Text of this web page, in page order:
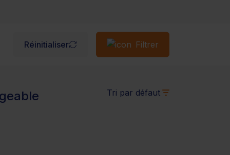
Réinitialiser Filtrer
Tri par défaut